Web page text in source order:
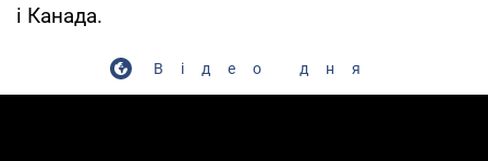
і Канада.
Відео дня